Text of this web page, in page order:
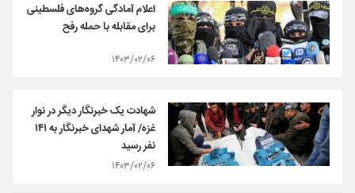
اعلام آمادگی گروه‌های فلسطینی
برای مقابله با حمله رفح
۱۴۰۳/۰۲/۰۶
شهادت یک خبرنگار دیگر در نوار
غزه/ آمار شهدای خبرنگار به ۱۴۱
نفر رسید
۱۴۰۳/۰۲/۰۶